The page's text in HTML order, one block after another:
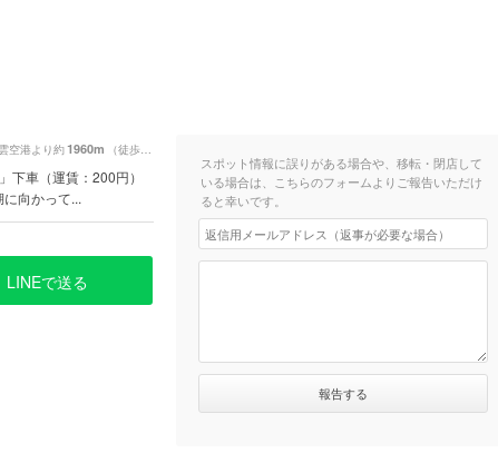
空港より約1960m （徒歩33分）
下車（運賃：200円）
向かって...
LINEで送る
スポット情報に誤りがある場合や、移転・閉店して
いる場合は、こちらのフォームよりご報告いただけ
ると幸いです。